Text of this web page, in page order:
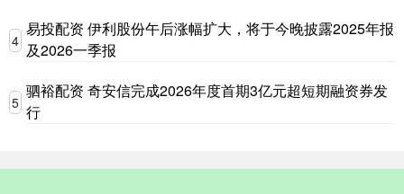
4
易投配资 伊利股份午后涨幅扩大，将于今晚披露2025年报
及2026一季报
5
驷裕配资 奇安信完成2026年度首期3亿元超短期融资券发
行